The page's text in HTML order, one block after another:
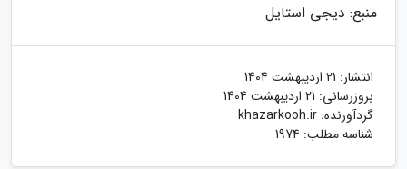
منبع: دیجی استایل
انتشار: 21 اردیبهشت 1404
بروزرسانی: 21 اردیبهشت 1404
گردآورنده: khazarkooh.ir
شناسه مطلب: 1974